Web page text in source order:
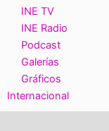
INE TV
INE Radio
Podcast
Galerías
Gráficos
Internacional